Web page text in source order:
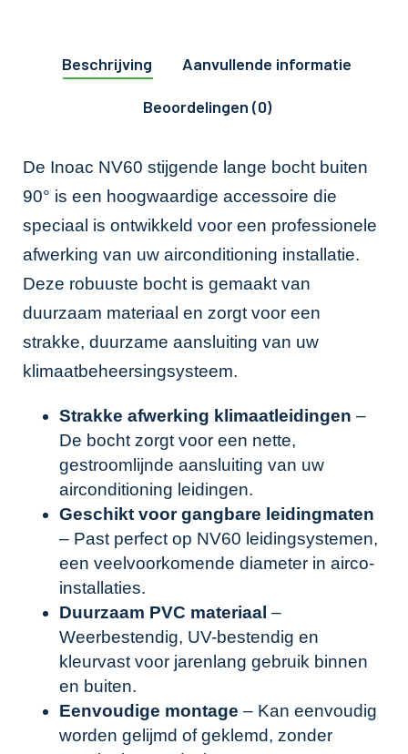
Beschrijving Aanvullende informatie
Beoordelingen (0)
De Inoac NV60 stijgende lange bocht buiten
90° is een hoogwaardige accessoire die
speciaal is ontwikkeld voor een professionele
afwerking van uw airconditioning installatie.
Deze robuuste bocht is gemaakt van
duurzaam materiaal en zorgt voor een
strakke, duurzame aansluiting van uw
klimaatbeheersingsysteem.
Strakke afwerking klimaatleidingen –
De bocht zorgt voor een nette,
gestroomlijnde aansluiting van uw
airconditioning leidingen.
Geschikt voor gangbare leidingmaten
– Past perfect op NV60 leidingsystemen,
een veelvoorkomende diameter in airco-
installaties.
Duurzaam PVC materiaal –
Weerbestendig, UV-bestendig en
kleurvast voor jarenlang gebruik binnen
en buiten.
Eenvoudige montage – Kan eenvoudig
worden gelijmd of geklemd, zonder